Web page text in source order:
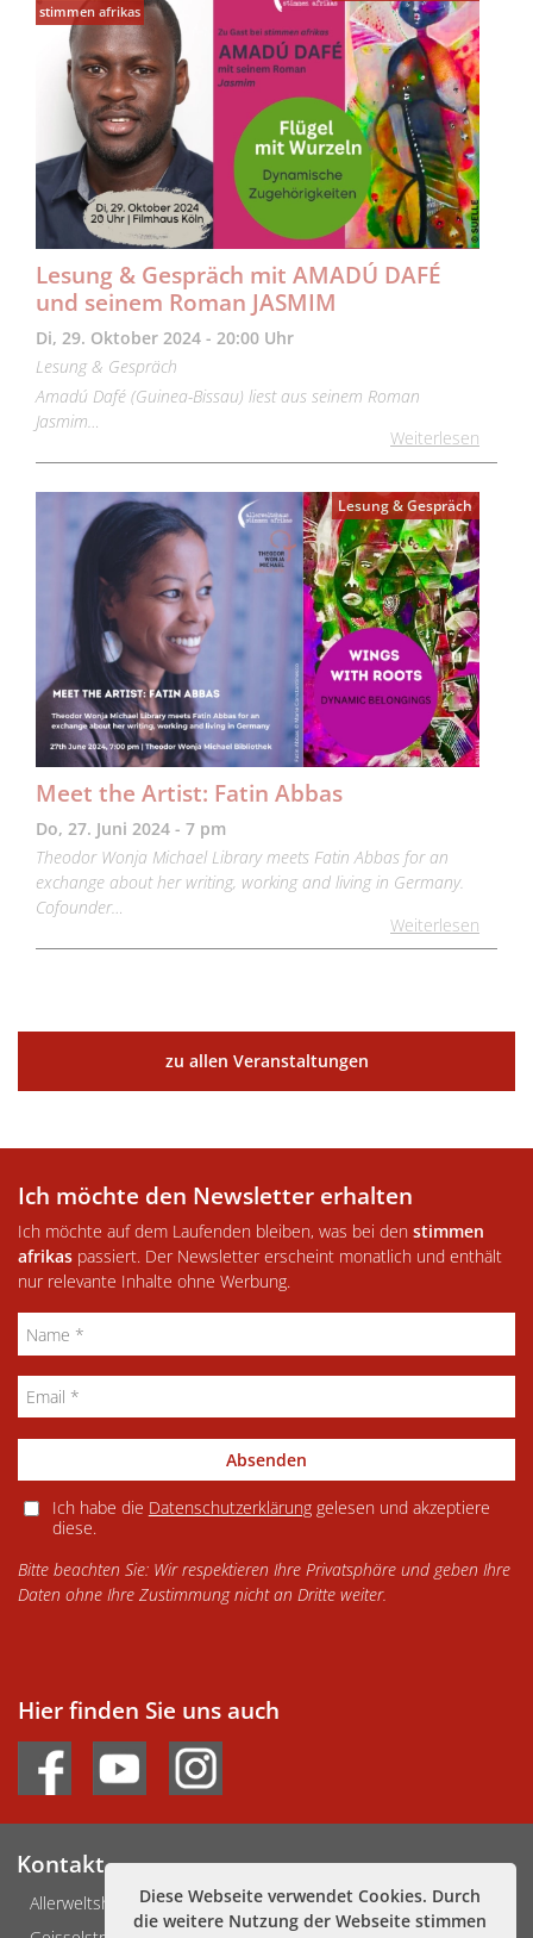
Diese Webseite verwendet Cookies. Durch
die weitere Nutzung der Webseite stimmen
stimmen afrikas
Lesung & Gespräch mit AMADÚ DAFÉ
und seinem Roman JASMIM
Di, 29. Oktober 2024 - 20:00 Uhr
Lesung & Gespräch
Amadú Dafé (Guinea-Bissau) liest aus seinem Roman
Jasmim…
Weiterlesen
Lesung & Gespräch
Meet the Artist: Fatin Abbas
Do, 27. Juni 2024 - 7 pm
Theodor Wonja Michael Library meets Fatin Abbas for an
exchange about her writing, working and living in Germany.
Cofounder…
Weiterlesen
zu allen Veranstaltungen
Ich möchte den Newsletter erhalten
Ich möchte auf dem Laufenden bleiben, was bei den stimmen
afrikas passiert. Der Newsletter erscheint monatlich und enthält
nur relevante Inhalte ohne Werbung.
Absenden
Ich habe die Datenschutzerklärunggelesen und akzeptiere
diese.
Bitte beachten Sie: Wir respektieren Ihre Privatsphäre und geben Ihre
Daten ohne Ihre Zustimmung nicht an Dritte weiter.
Hier finden Sie uns auch
Kontakt
Allerweltshaus Köln e.V.